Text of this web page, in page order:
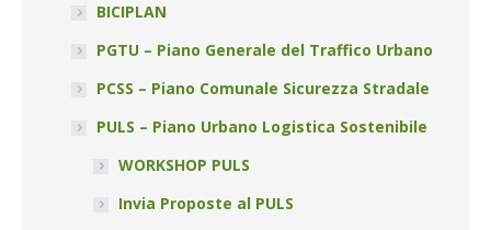
BICIPLAN
PGTU – Piano Generale del Traffico Urbano
PCSS – Piano Comunale Sicurezza Stradale
PULS – Piano Urbano Logistica Sostenibile
WORKSHOP PULS
Invia Proposte al PULS